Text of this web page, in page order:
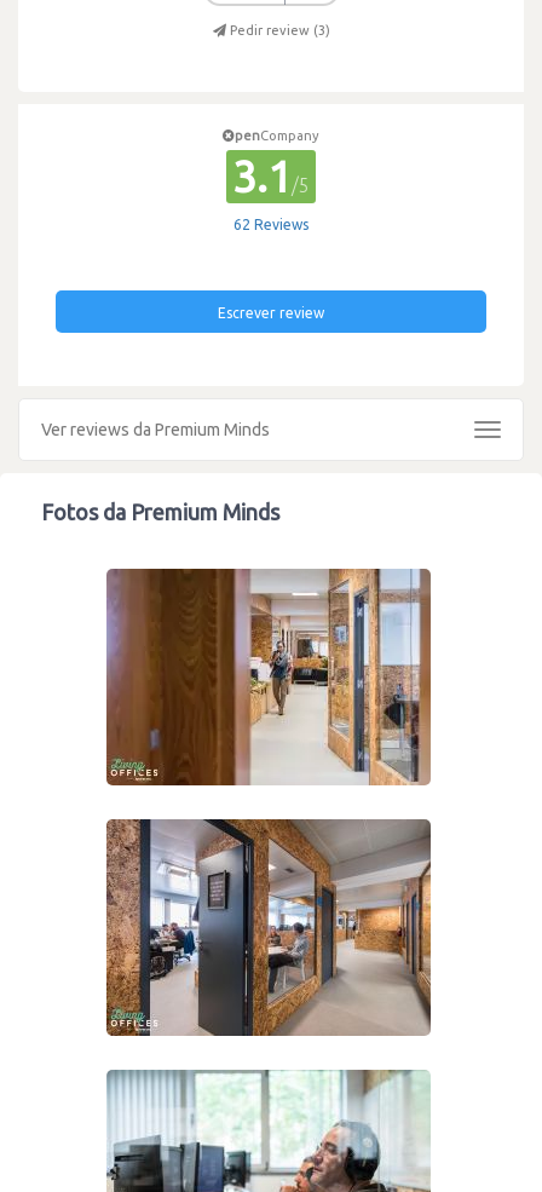
Pedir review (3)
penCompany
3.1 /5
62 Reviews
Escrever review
Ver reviews da Premium Minds
Toggle
Fotos da Premium Minds